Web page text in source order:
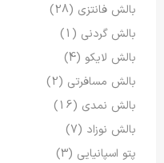
بالش فانتزی (28)
بالش گردنی (1)
بالش لایکو (4)
بالش مسافرتی (2)
بالش نمدی (16)
بالش نوزاد (7)
پتو اسپانیایی (3)